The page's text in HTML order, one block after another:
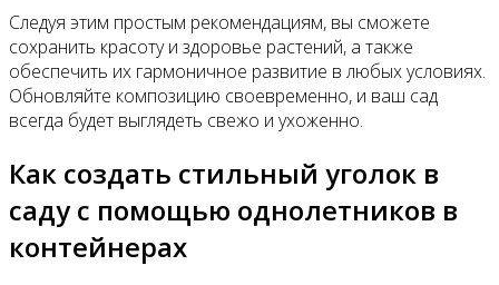
Следуя этим простым рекомендациям, вы сможете
сохранить красоту и здоровье растений, а также
обеспечить их гармоничное развитие в любых условиях.
Обновляйте композицию своевременно, и ваш сад
всегда будет выглядеть свежо и ухоженно.
Как создать стильный уголок в
саду с помощью однолетников в
контейнерах